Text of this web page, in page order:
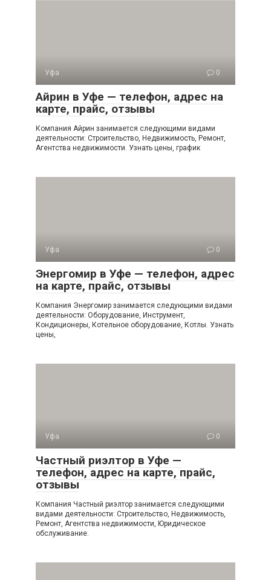
Уфа 0
Айрин в Уфе — телефон, адрес на
карте, прайс, отзывы
Компания Айрин занимается следующими видами
деятельности: Строительство, Недвижимость, Ремонт,
Агентства недвижимости. Узнать цены, график
Уфа 0
Энергомир в Уфе — телефон, адрес
на карте, прайс, отзывы
Компания Энергомир занимается следующими видами
деятельности: Оборудование, Инструмент,
Кондиционеры, Котельное оборудование, Котлы. Узнать
цены,
Уфа 0
Частный риэлтор в Уфе —
телефон, адрес на карте, прайс,
отзывы
Компания Частный риэлтор занимается следующими
видами деятельности: Строительство, Недвижимость,
Ремонт, Агентства недвижимости, Юридическое
обслуживание.